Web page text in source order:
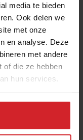
media te bieden
Ook delen we
met onze
en analyse. Deze
met andere
of die ze hebben
hun services.
december 2012| 1 min